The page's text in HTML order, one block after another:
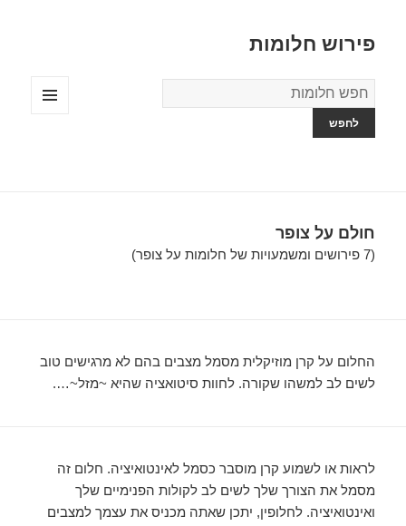
פירוש חלומות
מילון
החלומות
חולם על צופר
(7 פירושים ומשמעויות של חלומות על צופר)
החלום על קרן מוזיקלית מסמל מצבים בהם לא מרגישים טוב
לשים לב למשהו שקורה. לחוות סיטואציה שהיא ~מזל~….
לראות או לשמוע קרן מוסבר כסמל לאינטואיציה. חלום זה
מסמל את הצורך שלך לשים לב לקולות הפנימיים שלך
ואינטואיציה. לחלופין, יתכן שאתה מכניס את עצמך למצבים